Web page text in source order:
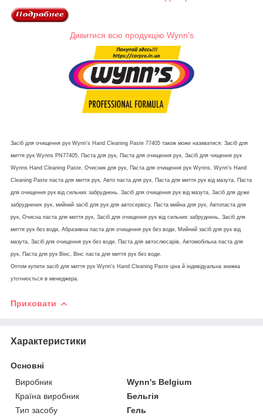
Дивитися всю продукцію Wynn's
Засіб для очищення рук Wynn's Hand Cleaning Paste 77405 також може називатися: Засіб для
миття рук Wynns PN77405, Паста для рук, Паста для очищення рук, Засіб для чищення рук
Wynns Hand Cleaning Paste, Очисник для рук, Паста для очищення рук Wynns, Wynn's Hand
Cleaning Paste паста для миття рук, Авто паста для рук, Паста для миття рук від мазута, Паста
для очищення рук від сильних забруднень, Засіб для очищення рук від мазута, Засіб для дуже
забруднених рук, мийний засіб для рук для автосервісу, Паста мийна для рук, Автопаста для
рук, Очисна паста для миття рук, Засіб для очищення рук від сильних забруднень, Засіб для
миття рук без води, Абразивна паста для очищення рук без води, Мийний засіб для рук від
мазута, Засіб для очищення рук без води, Паста для автослюсарів, Автомобільна паста для
рук, Паста для рук Вінс, Вінс паста для миття рук без води.
Оптом купити засіб для миття рук Wynn's Hand Cleaning Paste ціна й індивідуальна знижка
уточнюється в менеджера.
Приховати
Характеристики
Основні
Виробник
Wynn's Belgium
Країна виробник
Бельгія
Тип засобу
Гель